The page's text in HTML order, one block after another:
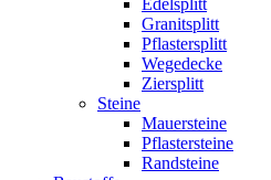
Edelsplitt
Granitsplitt
Pflastersplitt
Wegedecke
Ziersplitt
Steine
Mauersteine
Pflastersteine
Randsteine